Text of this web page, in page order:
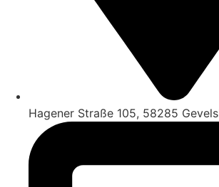
Hagener Straße 105, 58285